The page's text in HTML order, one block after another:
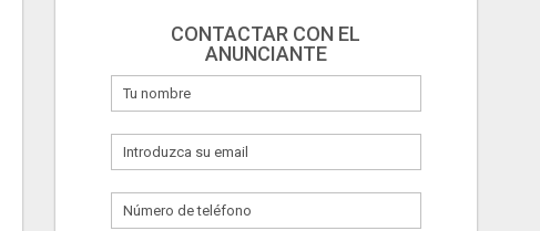
CONTACTAR CON EL
ANUNCIANTE